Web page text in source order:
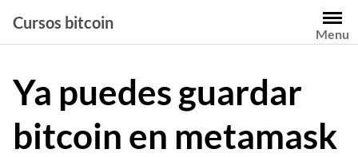
contenido
Cursos bitcoin
Menu
Ya puedes guardar
bitcoin en metamask